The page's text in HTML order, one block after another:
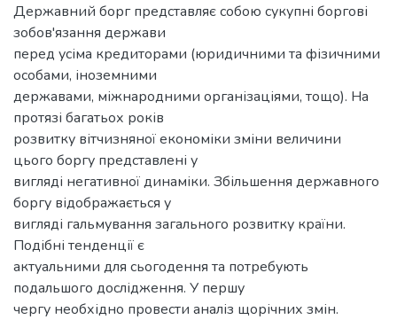
Державний борг представляє собою сукупні боргові
зобов'язання держави
перед усіма кредиторами (юридичними та фізичними
особами, іноземними
державами, міжнародними організаціями, тощо). На
протязі багатьох років
розвитку вітчизняної економіки зміни величини
цього боргу представлені у
вигляді негативної динаміки. Збільшення державного
боргу відображається у
вигляді гальмування загального розвитку країни.
Подібні тенденції є
актуальними для сьогодення та потребують
подальшого дослідження. У першу
чергу необхідно провести аналіз щорічних змін.